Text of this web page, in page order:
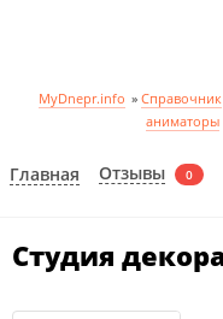
MyDnepr.info » Справочник
аниматоры
Главная Отзывы 0
Студия